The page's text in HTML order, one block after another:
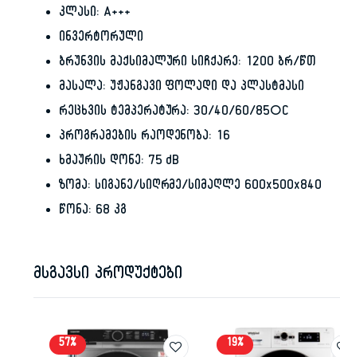
კლასი: A+++
ინვერტორული
ბრუნვის მაქსიმალური სიჩქარე: 1200 ბრ/წთ
მასალა: უჟანგავი ფოლადი და პლასტმასი
რეცხვის ტემპერატურა: 30/40/60/85°C
პროგრამების რაოდენობა: 16
ხმაურის დონე: 75 dB
ზომა: სიგანე/სიღრმე/სიმაღლე 600x500x840
წონა: 68 კგ
მსგავსი პროდუქტები
57% 19%